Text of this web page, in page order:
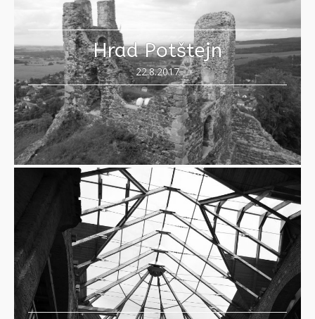
Hrad Potštejn
22.8.2017